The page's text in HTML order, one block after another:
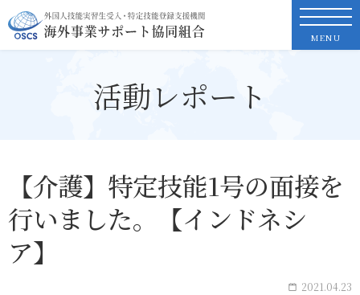
OSCS外国人技能実習生受入・特定技能登録支援機関
海外事業サポート協同組合
事業内容
活動レポート
MENU
活動レポート
【介護】特定技能1号の面接を
行いました。【インドネシ
ア】
2021.04.23